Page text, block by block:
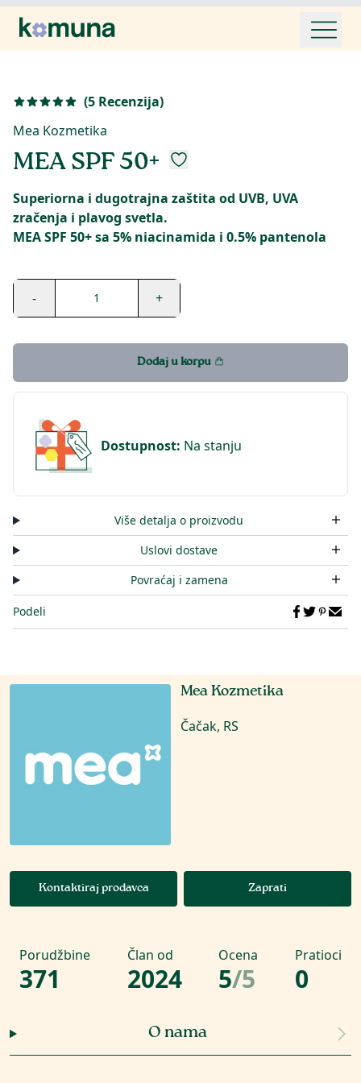
(5 Recenzija)
Mea Kozmetika
MEA SPF 50+
Superiorna i dugotrajna zaštita od UVB, UVA
zračenja i plavog svetla.
MEA SPF 50+ sa 5% niacinamida i 0.5% pantenola
- 1 +
Dodaj u korpu
Dostupnost: Na stanju
Više detalja o proizvodu
Uslovi dostave
Povraćaj i zamena
Podeli
Mea Kozmetika
Čačak, RS
Kontaktiraj prodavca Zaprati
Porudžbine
371
Član od
2024
Ocena
5/5
Pratioci
0
O nama